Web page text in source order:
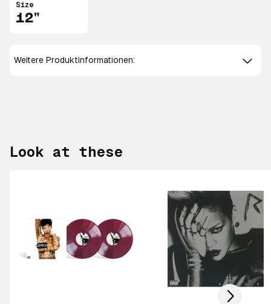
Size
12"
Weitere Produktinformationen:
Look at these
Scroll right